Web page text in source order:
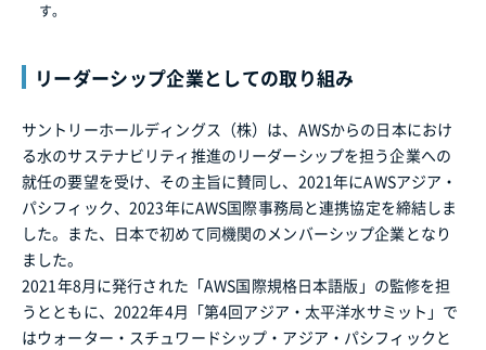
す。
リーダーシップ企業としての取り組み
サントリーホールディングス（株）は、AWSからの日本におけ
る水のサステナビリティ推進のリーダーシップを担う企業への
就任の要望を受け、その主旨に賛同し、2021年にAWSアジア・
パシフィック、2023年にAWS国際事務局と連携協定を締結しま
した。また、日本で初めて同機関のメンバーシップ企業となり
ました。
2021年8月に発行された「AWS国際規格日本語版」の監修を担
うとともに、2022年4月「第4回アジア・太平洋水サミット」で
はウォーター・スチュワードシップ・アジア・パシフィックと